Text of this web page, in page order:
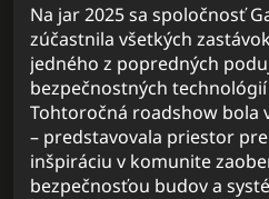
Na jar 2025 sa spoločnosť
zúčastnila všetkých
jedného z popredných
bezpečnostných
Tohtoročná roadshow bola
– predstavovala priestor
inšpiráciu v komunite
bezpečnosťou budov a